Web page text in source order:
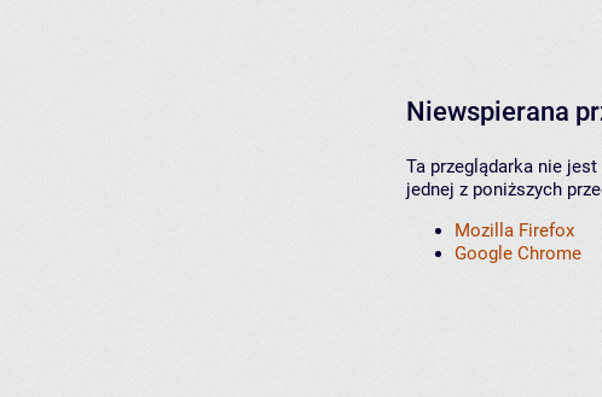
Niewspierana
Ta przeglądarka nie
jednej z poniższych
Mozilla Firefox
Google Chrome